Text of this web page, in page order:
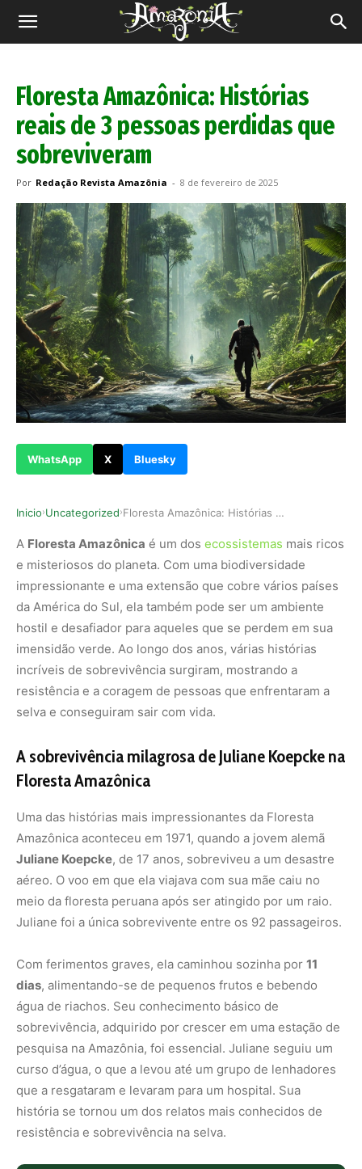
Revista
Floresta Amazônica: Histórias
reais de 3 pessoas perdidas que
sobreviveram
Por Redação Revista Amazônia - 8 de fevereiro de 2025
WhatsApp X Bluesky
Inicio›Uncategorized› Floresta Amazônica: Histórias reais de 3 pessoa…
A Floresta Amazônica é um dos ecossistemas mais ricos
e misteriosos do planeta. Com uma biodiversidade
impressionante e uma extensão que cobre vários países
da América do Sul, ela também pode ser um ambiente
hostil e desafiador para aqueles que se perdem em sua
imensidão verde. Ao longo dos anos, várias histórias
incríveis de sobrevivência surgiram, mostrando a
resistência e a coragem de pessoas que enfrentaram a
selva e conseguiram sair com vida.
A sobrevivência milagrosa de Juliane Koepcke na
Floresta Amazônica
Uma das histórias mais impressionantes da Floresta
Amazônica aconteceu em 1971, quando a jovem alemã
Juliane Koepcke, de 17 anos, sobreviveu a um desastre
aéreo. O voo em que ela viajava com sua mãe caiu no
meio da floresta peruana após ser atingido por um raio.
Juliane foi a única sobrevivente entre os 92 passageiros.
Com ferimentos graves, ela caminhou sozinha por 11
dias, alimentando-se de pequenos frutos e bebendo
água de riachos. Seu conhecimento básico de
sobrevivência, adquirido por crescer em uma estação de
pesquisa na Amazônia, foi essencial. Juliane seguiu um
curso d’água, o que a levou até um grupo de lenhadores
que a resgataram e levaram para um hospital. Sua
história se tornou um dos relatos mais conhecidos de
resistência e sobrevivência na selva.